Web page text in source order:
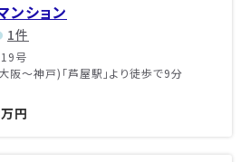
ンション
1件
号
～神戸)「芦屋駅」より徒歩で9分
円